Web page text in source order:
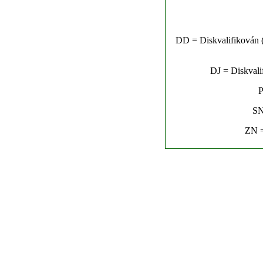
DD = Diskvalifikován
DJ =
ZN